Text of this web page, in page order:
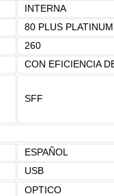
INTERNA
80 PLUS PLATINUM
260
CON EFICIENCIA
SFF
ESPAÑOL
USB
OPTICO